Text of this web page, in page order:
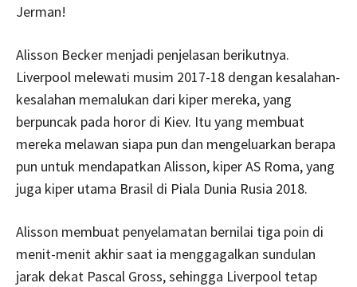
Jerman!
Alisson Becker menjadi penjelasan berikutnya.
Liverpool melewati musim 2017-18 dengan kesalahan-
kesalahan memalukan dari kiper mereka, yang
berpuncak pada horor di Kiev. Itu yang membuat
mereka melawan siapa pun dan mengeluarkan berapa
pun untuk mendapatkan Alisson, kiper AS Roma, yang
juga kiper utama Brasil di Piala Dunia Rusia 2018.
Alisson membuat penyelamatan bernilai tiga poin di
menit-menit akhir saat ia menggagalkan sundulan
jarak dekat Pascal Gross, sehingga Liverpool tetap